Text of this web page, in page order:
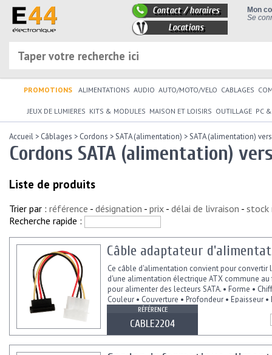
Mon
Se
Contact / horaires
Locations
PROMOTIONS ALIMENTATIONS AUDIO AUTO/MOTO/VELO CABLAGES
JEUX DE LUMIERES KITS & MODULES MAISON ET LOISIRS OUTILLAGE PC
Accueil > Câblages > Cordons >SATA (alimentation) >SATA (alimentation)
Cordons SATA (alimentation)
Liste de produits
Trier par : référence - désignation - prix - délai de livraison - stock
Recherche rapide :
Câble adaptateur
Ce câble d'alimentation convient pour convertir
d'une alimentation électrique ATX commune au
pour alimenter des lecteurs SATA. • Forme •
Couleur • Couverture • Profondeur • Epaisseur •
RÉFÉRENCE
CABLE2204